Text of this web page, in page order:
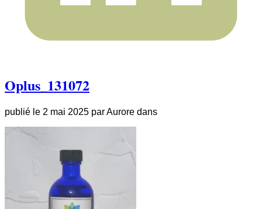
Oplus_131072
publié le 2 mai 2025 parAurore dans